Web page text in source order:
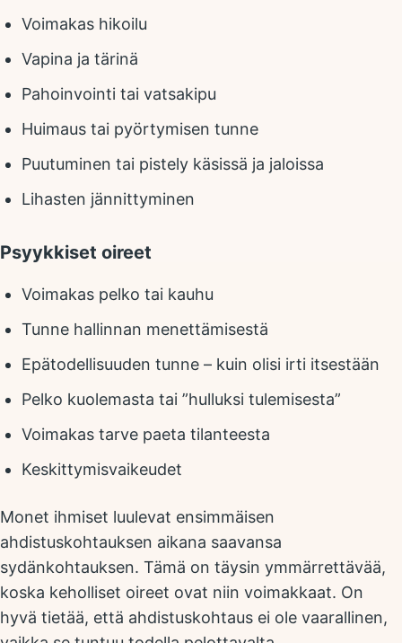
Voimakas hikoilu
Vapina ja tärinä
Pahoinvointi tai vatsakipu
Huimaus tai pyörtymisen tunne
Puutuminen tai pistely käsissä ja jaloissa
Lihasten jännittyminen
Psyykkiset oireet
Voimakas pelko tai kauhu
Tunne hallinnan menettämisestä
Epätodellisuuden tunne – kuin olisi irti itsestään
Pelko kuolemasta tai ”hulluksi tulemisesta”
Voimakas tarve paeta tilanteesta
Keskittymisvaikeudet
Monet ihmiset luulevat ensimmäisen
ahdistuskohtauksen aikana saavansa
sydänkohtauksen. Tämä on täysin ymmärrettävää,
koska keholliset oireet ovat niin voimakkaat. On
hyvä tietää, että ahdistuskohtaus ei ole vaarallinen,